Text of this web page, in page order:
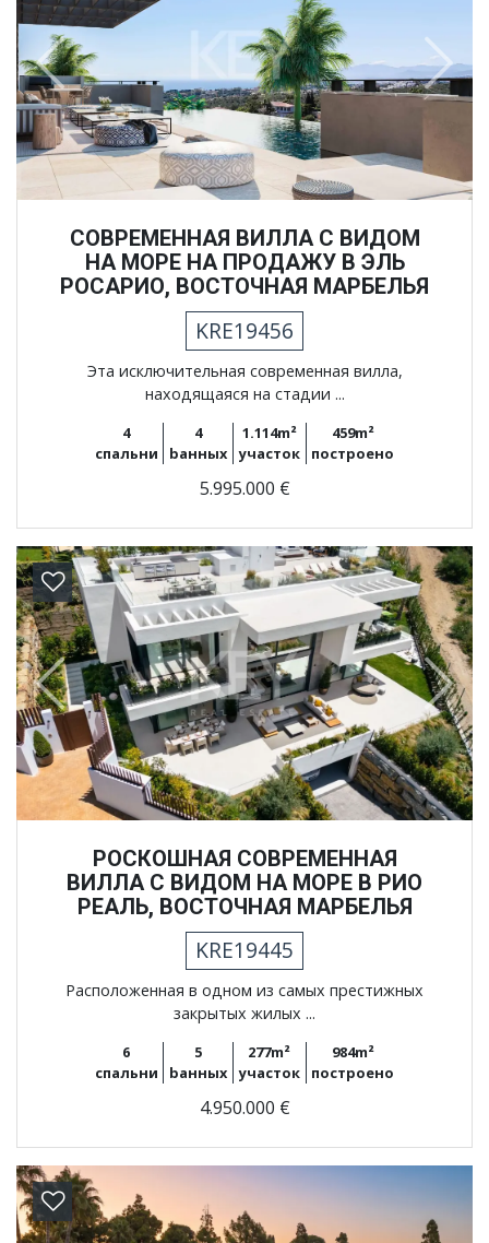
Previous Next
СОВРЕМЕННАЯ ВИЛЛА С ВИДОМ
НА МОРЕ НА ПРОДАЖУ В ЭЛЬ
РОСАРИО, ВОСТОЧНАЯ МАРБЕЛЬЯ
KRE19456
Эта исключительная современная вилла,
находящаяся на стадии ...
4
спальни
4
bанных
1.114m²
участок
459m²
построено
5.995.000 €
Previous Next
РОСКОШНАЯ СОВРЕМЕННАЯ
ВИЛЛА С ВИДОМ НА МОРЕ В РИО
РЕАЛЬ, ВОСТОЧНАЯ МАРБЕЛЬЯ
KRE19445
Расположенная в одном из самых престижных
закрытых жилых ...
6
спальни
5
bанных
277m²
участок
984m²
построено
4.950.000 €